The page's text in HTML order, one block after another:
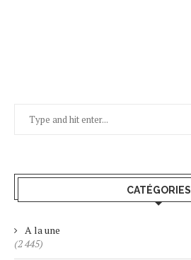
CATÉGORIES
A la une
(2 445)